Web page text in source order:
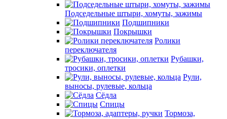
Подседельные штыри, хомуты, зажимы
Подшипники
Покрышки
Ролики
переключателя
Рубашки,
тросики, оплетки
Рули,
выносы, рулевые, кольца
Сёдла
Спицы
Тормоза,